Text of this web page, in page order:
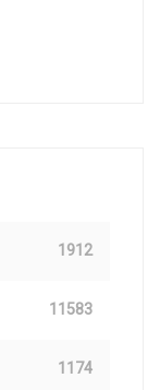
1912
11583
1174